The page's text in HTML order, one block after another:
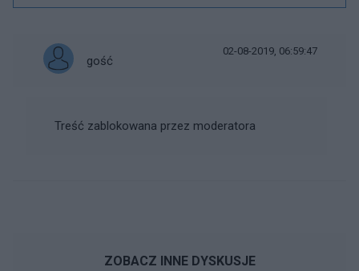
gość
02-08-2019, 06:59:47
Treść zablokowana przez moderatora
ZOBACZ INNE DYSKUSJE